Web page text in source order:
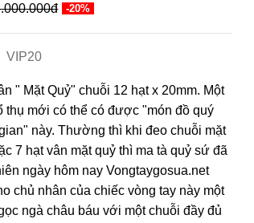
-20%
VIP20
" Mặt Quỷ" chuỗi 12 hạt x 20mm. Một
thụ mới có thể có được "món đồ quý
này. Thường thì khi đeo chuỗi mặt
7 hạt vân mặt quỷ thì ma tà quỷ sứ đã
ngày hôm nay Vongtaygosua.net
chủ nhân của chiếc vòng tay này một
ngà châu báu với một chuỗi đầy đủ